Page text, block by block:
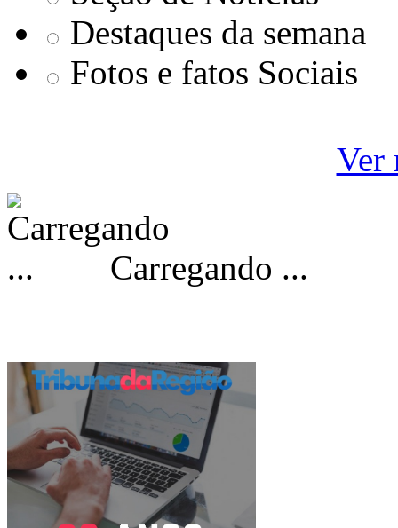
Destaques da semana
Fotos e fatos Sociais
Ver
Carregando ...